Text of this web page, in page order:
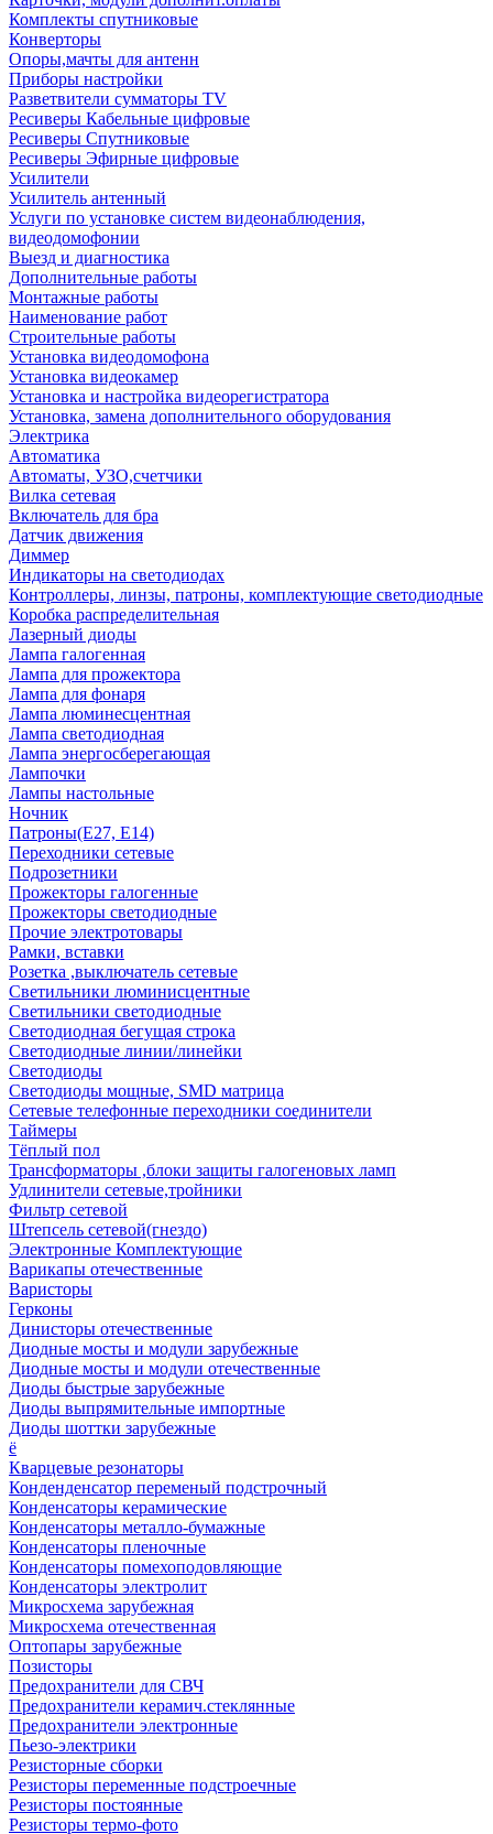
Комплекты спутниковые
Конверторы
Опоры,мачты для антенн
Приборы настройки
Разветвители сумматоры TV
Ресиверы Кабельные цифровые
Ресиверы Спутниковые
Ресиверы Эфирные цифровые
Усилители
Усилитель антенный
Услуги по установке систем видеонаблюдения,
видеодомофонии
Выезд и диагностика
Дополнительные работы
Монтажные работы
Наименование работ
Строительные работы
Установка видеодомофона
Установка видеокамер
Установка и настройка видеорегистратора
Установка, замена дополнительного оборудования
Электрика
Автоматика
Автоматы, УЗО,счетчики
Вилка сетевая
Включатель для бра
Датчик движения
Диммер
Индикаторы на светодиодах
Контроллеры, линзы, патроны, комплектующие светодиодные
Коробка распределительная
Лазерный диоды
Лампа галогенная
Лампа для прожектора
Лампа для фонаря
Лампа люминесцентная
Лампа светодиодная
Лампа энергосберегающая
Лампочки
Лампы настольные
Ночник
Патроны(Е27, Е14)
Переходники сетевые
Подрозетники
Прожекторы галогенные
Прожекторы светодиодные
Прочие электротовары
Рамки, вставки
Розетка ,выключатель сетевые
Светильники люминисцентные
Светильники светодиодные
Светодиодная бегущая строка
Светодиодные линии/линейки
Светодиоды
Светодиоды мощные, SMD матрица
Сетевые телефонные переходники соединители
Таймеры
Тёплый пол
Трансформаторы ,блоки защиты галогеновых ламп
Удлинители сетевые,тройники
Фильтр сетевой
Штепсель сетевой(гнездо)
Электронные Комплектующие
Варикапы отечественные
Варисторы
Герконы
Динисторы отечественные
Диодные мосты и модули зарубежные
Диодные мосты и модули отечественные
Диоды быстрые зарубежные
Диоды выпрямительные импортные
Диоды шоттки зарубежные
ё
Кварцевые резонаторы
Конденденсатор переменый подстрочный
Конденсаторы керамические
Конденсаторы металло-бумажные
Конденсаторы пленочные
Конденсаторы помехоподовляющие
Конденсаторы электролит
Микросхема зарубежная
Микросхема отечественная
Оптопары зарубежные
Позисторы
Предохранители для СВЧ
Предохранители керамич.стеклянные
Предохранители электронные
Пьезо-электрики
Резисторные сборки
Резисторы переменные подстроечные
Резисторы постоянные
Резисторы термо-фото